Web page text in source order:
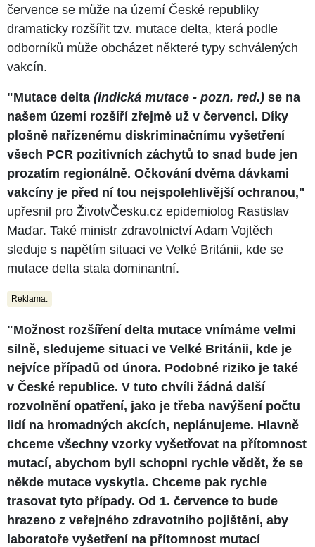
července se může na území České republiky
dramaticky rozšířit tzv. mutace delta, která podle
odborníků může obcházet některé typy schválených
vakcín.
"Mutace delta (indická mutace - pozn. red.) se na
našem území rozšíří zřejmě už v červenci. Díky
plošně nařízenému diskriminačnímu vyšetření
všech PCR pozitivních záchytů to snad bude jen
prozatím regionálně. Očkování dvěma dávkami
vakcíny je před ní tou nejspolehlivější ochranou,"
upřesnil pro ŽivotvČesku.cz epidemiolog Rastislav
Maďar. Také ministr zdravotnictví Adam Vojtěch
sleduje s napětím situaci ve Velké Británii, kde se
mutace delta stala dominantní.
Reklama:
"Možnost rozšíření delta mutace vnímáme velmi
silně, sledujeme situaci ve Velké Británii, kde je
nejvíce případů od února. Podobné riziko je také
v České republice. V tuto chvíli žádná další
rozvolnění opatření, jako je třeba navýšení počtu
lidí na hromadných akcích, neplánujeme. Hlavně
chceme všechny vzorky vyšetřovat na přítomnost
mutací, abychom byli schopni rychle vědět, že se
někde mutace vyskytla. Chceme pak rychle
trasovat tyto případy. Od 1. července to bude
hrazeno z veřejného zdravotního pojištění, aby
laboratoře vyšetření na přítomnost mutací